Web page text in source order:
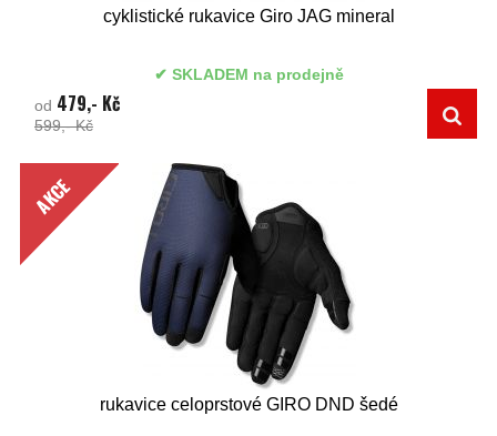
cyklistické rukavice Giro JAG mineral
SKLADEM na prodejně
od 479,- Kč
599,- Kč
AKCE
rukavice celoprstové GIRO DND šedé